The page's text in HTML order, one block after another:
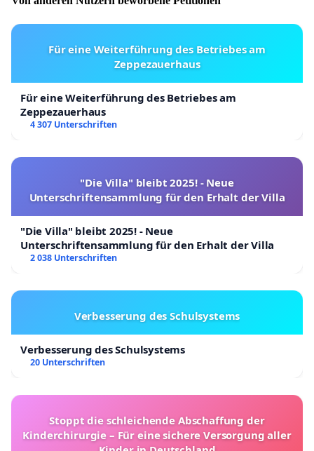
Für eine Weiterführung des Betriebes am
Zeppezauerhaus
Für eine Weiterführung des Betriebes am
Zeppezauerhaus
4 307 Unterschriften
"Die Villa" bleibt 2025! - Neue
Unterschriftensammlung für den Erhalt der Villa
"Die Villa" bleibt 2025! - Neue
Unterschriftensammlung für den Erhalt der Villa
2 038 Unterschriften
Verbesserung des Schulsystems
Verbesserung des Schulsystems
20 Unterschriften
Stoppt die schleichende Abschaffung der
Kinderchirurgie – Für eine sichere Versorgung aller